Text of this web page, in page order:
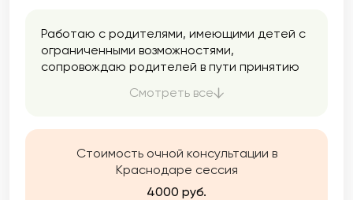
Работаю с родителями, имеющими детей с
ограниченными возможностями,
сопровождаю родителей в пути принятию
помогаю найти ресурсы в таком сложном
Смотреть все
Стоимость очной консультации в
Краснодаре сессия
4000 руб.